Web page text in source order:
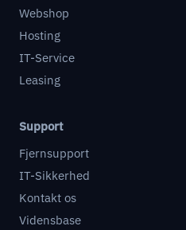
Webshop
Hosting
IT-Service
Leasing
Support
Fjernsupport
IT-Sikkerhed
Kontakt os
Vidensbase